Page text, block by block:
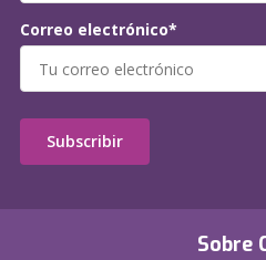
Sobre
Correo electrónico*
Subscribir